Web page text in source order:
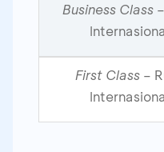
Business Class
First Class –